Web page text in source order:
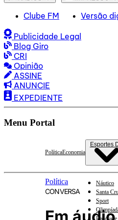
Clube FM Versão
Publicidade Legal
Blog Giro
CRI
Opinião
ASSINE
ANUNCIE
EXPEDIENTE
Menu Portal
PolíticaEconomia
Esportes
Náutico
Santa
Sport
Basquete
Política
CONVERSA